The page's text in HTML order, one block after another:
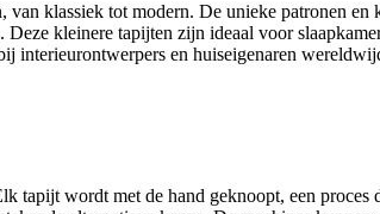
klassiek tot modern. De unieke patronen
Deze kleinere tapijten zijn ideaal voor
interieurontwerpers en huiseigenaren
tapijt wordt met de hand geknoopt, een